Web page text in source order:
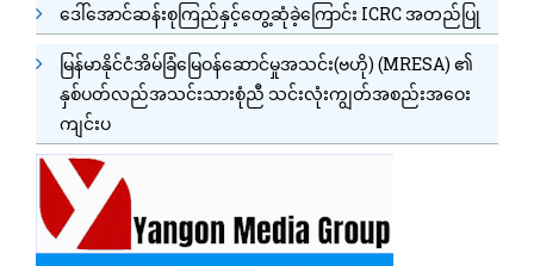
ဒေါ်အောင်ဆန်းစုကြည်နှင့်တွေ့ဆုံခဲ့ကြောင်း ICRC အတည်ပြု
မြန်မာနိုင်ငံအိမ်ခြံမြေဝန်ဆောင်မှုအသင်း(ဗဟို) (MRESA) ၏
နှစ်ပတ်လည်အသင်းသားစုံညီ သင်းလုံးကျွတ်အစည်းအဝေး
ကျင်းပ